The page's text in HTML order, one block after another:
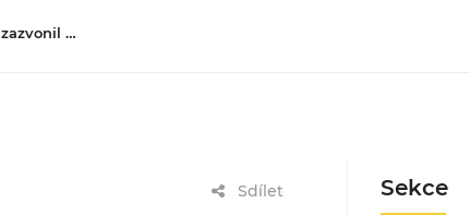
…
Sdílet Sekce